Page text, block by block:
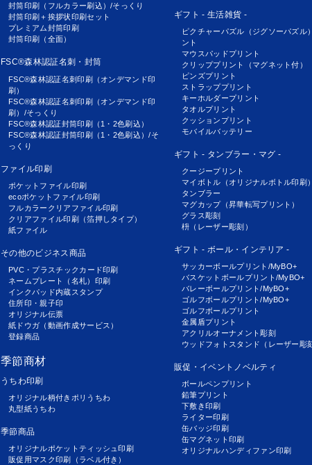
封筒印刷（フルカラー刷込）/そっくり
封筒印刷＋挨拶状印刷セット
プレミアム封筒印刷
封筒印刷（全面）
FSC®森林認証名刺・封筒
FSC®森林認証名刺印刷（オンデマンド印
刷）
FSC®森林認証名刺印刷（オンデマンド印
刷）/そっくり
FSC®森林認証封筒印刷（1・2色刷込）
FSC®森林認証封筒印刷（1・2色刷込）/そ
っくり
ファイル印刷
ポケットファイル印刷
ecoポケットファイル印刷
フルカラークリアファイル印刷
クリアファイル印刷（箔押しタイプ）
紙ファイル
その他のビジネス商品
PVC・プラスチックカード印刷
ネームプレート（名札）印刷
インクパッド内蔵スタンプ
住所印・親子印
オリジナル伝票
紙ドウガ（動画作成サービス）
登録商品
季節商材
うちわ印刷
オリジナル柄付きポリうちわ
丸型紙うちわ
季節商品
オリジナルポケットティッシュ印刷
販促用マスク印刷（ラベル付き）
ギフト - 生活雑貨 -
ピクチャーパズル（ジグソーパズル
ント
マウスパッドプリント
クリッププリント（マグネット付）
ピンズプリント
ストラッププリント
キーホルダープリント
タオルプリント
クッションプリント
モバイルバッテリー
ギフト - タンブラー・マグ -
クージープリント
マイボトル（オリジナルボトル印刷
タンブラー
マグカップ（昇華転写プリント）
グラス彫刻
枡（レーザー彫刻）
ギフト - ボール・インテリア -
サッカーボールプリント/MyBO+
バスケットボールプリント/MyBO+
バレーボールプリント/MyBO+
ゴルフボールプリント/MyBO+
ゴルフボールプリント
金属盾プリント
アクリルオーナメント彫刻
ウッドフォトスタンド（レーザー彫
販促・イベントノベルティ
ボールペンプリント
鉛筆プリント
下敷き印刷
ライター印刷
缶バッジ印刷
缶マグネット印刷
オリジナルハンディファン印刷